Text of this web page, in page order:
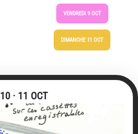
VENDREDI 9 OCT
DIMANCHE 11 OCT
10 · 11 OCT